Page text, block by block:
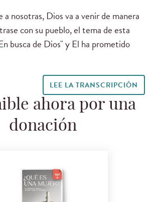
a nosotras, Dios va a venir de manera
con su pueblo, el tema de esta
busca de Dios" y El ha prometido
LEE LA TRANSCRIPCIÓN
ahora por una
donación